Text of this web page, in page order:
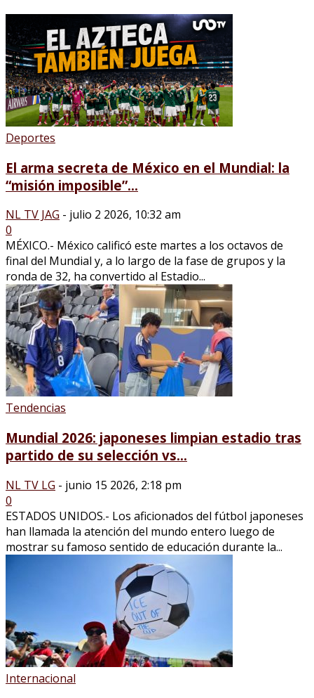
Deportes
El arma secreta de México en el Mundial: la
“misión imposible”...
NL TV JAG - julio 2 2026, 10:32 am
0
MÉXICO.- México calificó este martes a los octavos de
final del Mundial y, a lo largo de la fase de grupos y la
ronda de 32, ha convertido al Estadio...
Tendencias
Mundial 2026: japoneses limpian estadio tras
partido de su selección vs...
NL TV LG - junio 15 2026, 2:18 pm
0
ESTADOS UNIDOS.- Los aficionados del fútbol japoneses
han llamada la atención del mundo entero luego de
mostrar su famoso sentido de educación durante la...
Internacional